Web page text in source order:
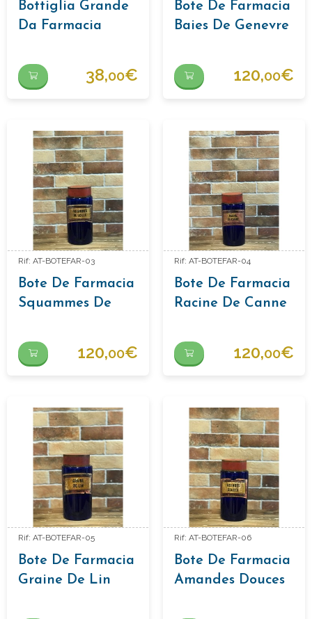
Bottiglia Grande
Da Farmacia
38,00€
Bote De Farmacia
Baies De Genevre
120,00€
Rif: AT-BOTEFAR-03
Bote De Farmacia
Squammes De
120,00€
Rif: AT-BOTEFAR-04
Bote De Farmacia
Racine De Canne
120,00€
Rif: AT-BOTEFAR-05
Bote De Farmacia
Graine De Lin
Rif: AT-BOTEFAR-06
Bote De Farmacia
Amandes Douces